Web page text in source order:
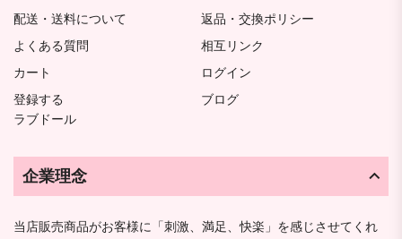
配送・送料について
返品・交換ポリシー
よくある質問
相互リンク
カート
ログイン
登録する
ブログ
ラブドール
企業理念
当店販売商品がお客様に「刺激、満足、快楽」を感じさせてくれ